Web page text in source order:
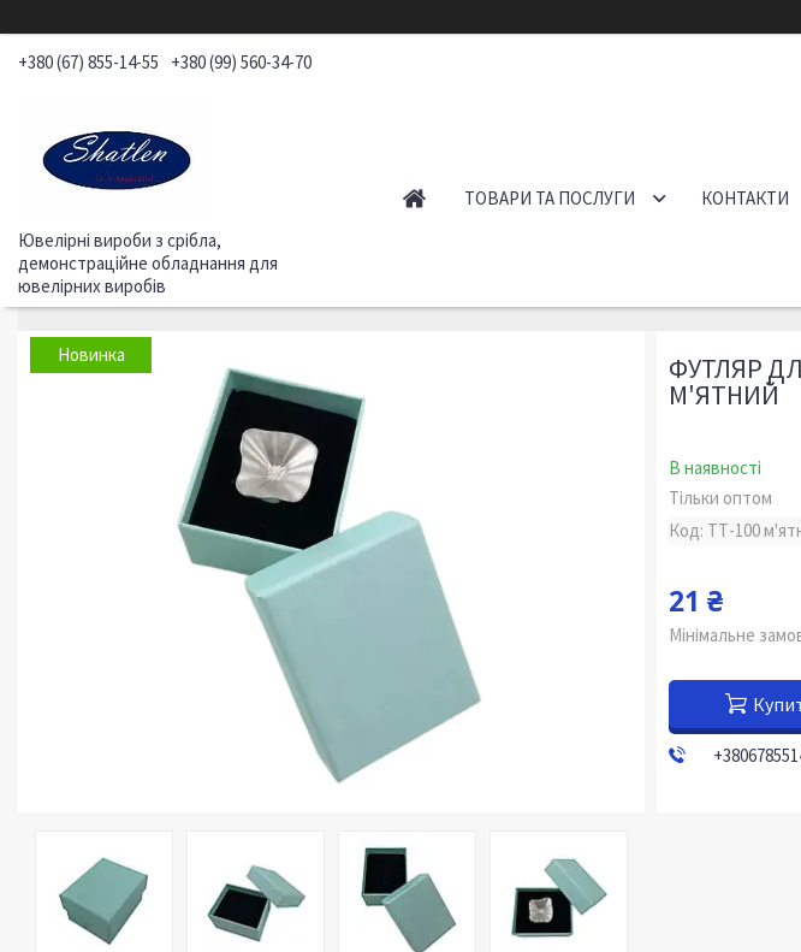
+380 (67) 855-14-55 +380 (99) 560-34-70
Ювелірні вироби з срібла,
демонстраційне обладнання для
ювелірних виробів
ТОВАРИ ТА ПОСЛУГИ КОНТАКТИ
Новинка ФУТЛЯР
М'ЯТНИЙ
В наявності
Тільки оптом
Код: ТТ-100
21 ₴
Мінімальне